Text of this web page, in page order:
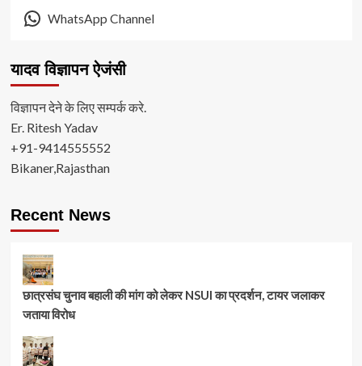
WhatsApp Channel
यादव विज्ञापन ऐजंसी
विज्ञापन देने के लिए सम्पर्क करे.
Er. Ritesh Yadav
+91-9414555552
Bikaner,Rajasthan
Recent News
छात्रसंघ चुनाव बहाली की मांग को लेकर NSUI का प्रदर्शन, टायर जलाकर
जताया विरोध